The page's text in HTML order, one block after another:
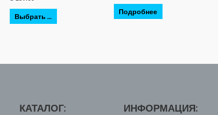
Выбрать ...
Подробнее
КАТАЛОГ: ИНФОРМАЦИЯ: